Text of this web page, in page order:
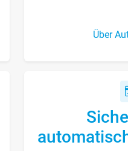
Über